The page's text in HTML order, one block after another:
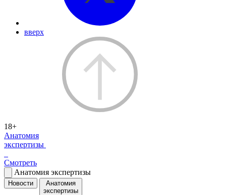
вверх
18+
Анатомия
экспертизы
Смотреть
Анатомия экспертизы
Новости
Анатомия
экспертизы